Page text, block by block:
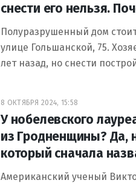
снести его нельзя.
Полуразрушенный дом
улице Гольшанской, 75.
лет назад, но снести
8 ОКТЯБРЯ 2024, 15:58
У нобелевского
из Гродненщины? Да,
который сначала
Американский ученый